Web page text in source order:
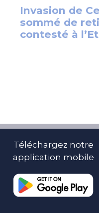
Téléchargez notre
application mobile